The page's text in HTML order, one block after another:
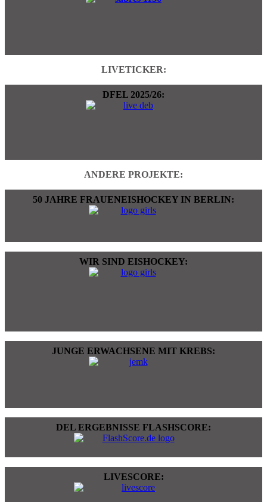
LIVETICKER:
DFEL 2025/26:
ANDERE PROJEKTE:
50 JAHRE FRAUENEISHOCKEY IN BERLIN:
WIR SIND EISHOCKEY:
JUNGE ERWACHSENE MIT KREBS:
DEL ERGEBNISSE FLASHSCORE:
LIVESCORE: